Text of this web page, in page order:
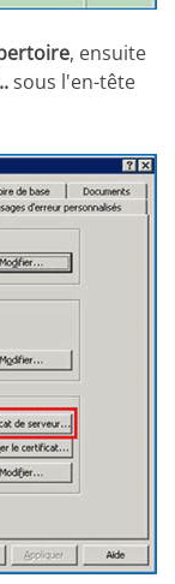
, ensuite
sous l'en-tête